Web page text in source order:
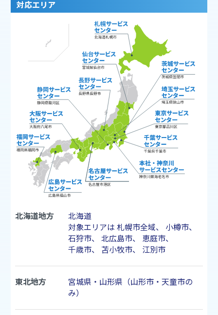
対応エリア
北海道地方
北海道
対象エリアは 札幌市全域、 小樽市、
石狩市、 北広島市、 恵庭市、
千歳市、 苫小牧市、 江別市
東北地方
宮城県・山形県（山形市・天童市の
み）